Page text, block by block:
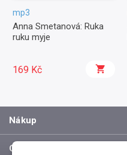
mp3
Anna Smetanová: Ruka
ruku myje
169 Kč
Nákup
O společnosti